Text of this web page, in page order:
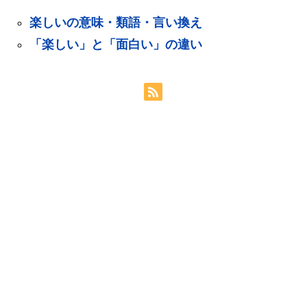
楽しいの意味・類語・言い換え
「楽しい」と「面白い」の違い